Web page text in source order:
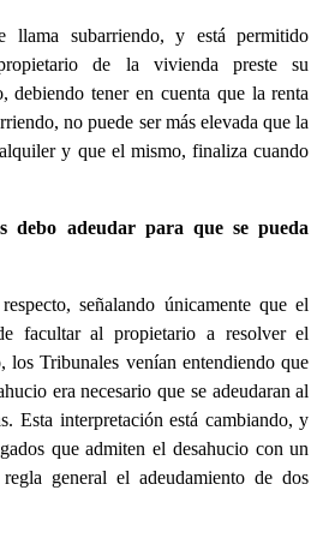
llama subarriendo, y está permitido
de la vivienda preste su
debiendo tener en cuenta que la renta
no puede ser más elevada que la
y que el mismo, finaliza cuando
debo adeudar para que se pueda
señalando únicamente que el
facultar al propietario a resolver el
los Tribunales venían entendiendo que
era necesario que se adeudaran al
Esta interpretación está cambiando, y
que admiten el desahucio con un
general el adeudamiento de dos